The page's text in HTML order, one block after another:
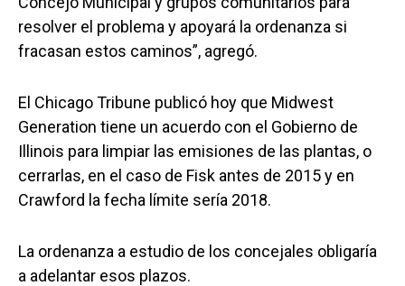
resolver el problema y apoyará la ordenanza si
fracasan estos caminos”, agregó.
El Chicago Tribune publicó hoy que Midwest
Generation tiene un acuerdo con el Gobierno de
Illinois para limpiar las emisiones de las plantas, o
cerrarlas, en el caso de Fisk antes de 2015 y en
Crawford la fecha límite sería 2018.
La ordenanza a estudio de los concejales obligaría
a adelantar esos plazos.